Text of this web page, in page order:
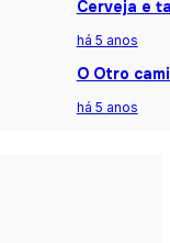
Cerveja e
há 5 anos
O Otro
há 5 anos